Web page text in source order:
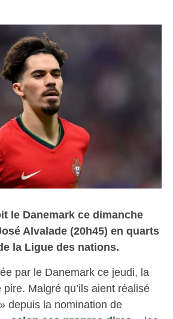
le Danemark ce dimanche
Alvalade (20h45) en quarts
la Ligue des nations.
par le Danemark ce jeudi, la
Malgré qu’ils aient réalisé
depuis la nomination de